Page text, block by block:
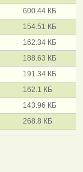
600.44 КБ
154.51 КБ
162.34 КБ
188.63 КБ
191.34 КБ
162.1 КБ
143.96 КБ
268.8 КБ